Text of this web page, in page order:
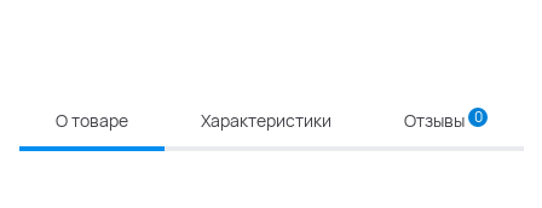
О товаре Характеристики Отзывы 0